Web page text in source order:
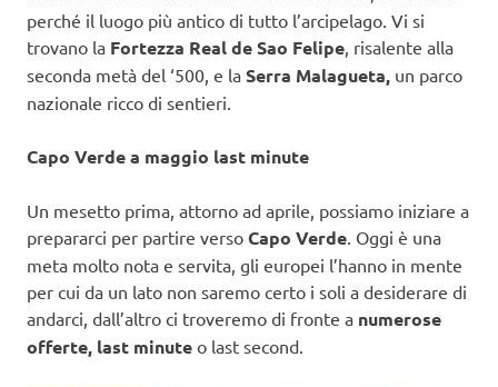
perché il luogo più antico di tutto l’arcipelago. Vi si
trovano la Fortezza Real de Sao Felipe , risalente alla
seconda metà del ‘500, e la Serra Malagueta, un parco
nazionale ricco di sentieri.
Capo Verde a maggio last minute
Un mesetto prima, attorno ad aprile, possiamo iniziare a
prepararci per partire verso Capo Verde . Oggi è una
meta molto nota e servita, gli europei l’hanno in mente
per cui da un lato non saremo certo i soli a desiderare di
andarci, dall’altro ci troveremo di fronte a numerose
offerte, last minute o last second.